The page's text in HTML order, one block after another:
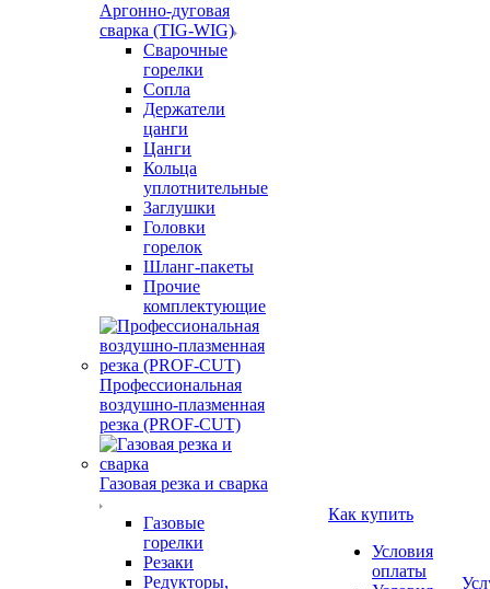
Аргонно-дуговая
сварка (TIG-WIG)
Сварочные
горелки
Сопла
Держатели
цанги
Цанги
Кольца
уплотнительные
Заглушки
Головки
горелок
Шланг-пакеты
Прочие
комплектующие
Профессиональная
воздушно-плазменная
резка (PROF-CUT)
Газовая резка и сварка
Газовые
горелки
Резаки
Редукторы,
Как купить
Условия
оплаты